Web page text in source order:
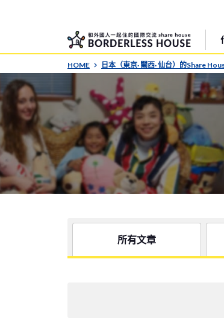
HOME 日本（東京· 關西· 仙台）的Share
所有文章